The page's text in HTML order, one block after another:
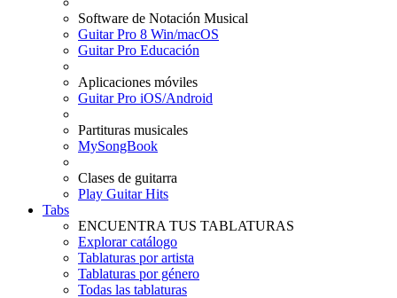
Software de Notación Musical
Guitar Pro 8 Win/macOS
Guitar Pro Educación
Aplicaciones móviles
Guitar Pro iOS/Android
Partituras musicales
MySongBook
Clases de guitarra
Play Guitar Hits
Tabs
ENCUENTRA TUS TABLATURAS
Explorar catálogo
Tablaturas por artista
Tablaturas por género
Todas las tablaturas